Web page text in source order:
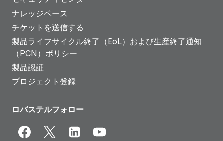
ナレッジベース
チケットを送信する
製品ライフサイクル終了（EoL）および生産終了通知
（PCN）ポリシー
製品認証
プロジェクト登録
ロバステルフォロー